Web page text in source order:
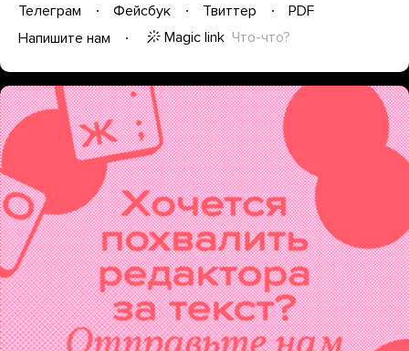
Телеграм Фейсбук Твиттер
PDF
Напишите нам
Magic link Что-что?